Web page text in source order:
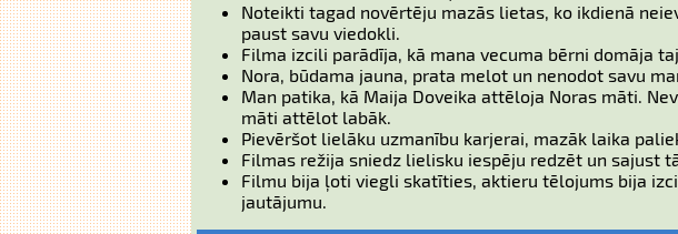
Noteikti tagad novērtēju mazās lietas, ko ikdienā
paust savu viedokli.
Filma izcili parādīja, kā mana vecuma bērni domāja
Nora, būdama jauna, prata melot un nenodot savu
Man patika, kā Maija Doveika attēloja Noras māti.
māti attēlot labāk.
Pievēršot lielāku uzmanību karjerai, mazāk laika
Filmas režija sniedz lielisku iespēju redzēt un sajust
Filmu bija ļoti viegli skatīties, aktieru tēlojums bija
jautājumu.